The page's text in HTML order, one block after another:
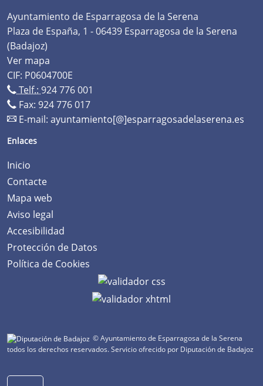
Ayuntamiento de Esparragosa de la Serena
Plaza de España, 1 - 06439 Esparragosa de la Serena
(Badajoz)
Ver mapa
CIF: P0604700E
Telf.: 924 776 001
Fax: 924 776 017
E-mail: ayuntamiento[@]esparragosadelaserena.es
Enlaces
Inicio
Contacte
Mapa web
Aviso legal
Accesibilidad
Protección de Datos
Política de Cookies
© Ayuntamiento de Esparragosa de la Serena
todos los derechos reservados.Servicio ofrecido por Diputación de Badajoz